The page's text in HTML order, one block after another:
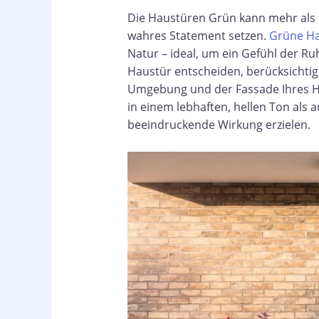
Die Haustüren Grün kann mehr
wahres Statement setzen. Grüne
Natur – ideal, um ein Gefühl der
Haustür entscheiden,
Umgebung und der Fassade Ihres
in einem lebhaften, hellen Ton als
beeindruckende Wirkung erzielen.